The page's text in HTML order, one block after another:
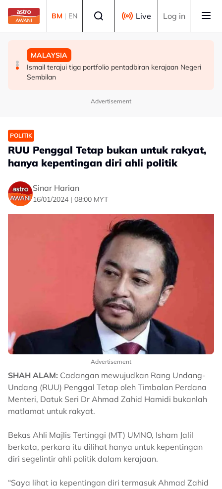
Skip to main content
BM | EN Live Log in
MALAYSIA
LHDN mula siasatan terhadap individu dikenal pasti
dalam RCI Tabung Haji
MALAYSIA
'Pasport terbang': Hanya RM700, sindiket palsukan
rekod pergerakan warga asing
MALAYSIA
Ismail terajui tiga portfolio pentadbiran kerajaan Negeri
Sembilan
Advertisement
POLITIK
RUU Penggal Tetap bukan untuk rakyat,
hanya kepentingan diri ahli politik
Sinar Harian
16/01/2024 | 08:00 MYT
Advertisement
SHAH ALAM: Cadangan mewujudkan Rang Undang-
Undang (RUU) Penggal Tetap oleh Timbalan Perdana
Menteri, Datuk Seri Dr Ahmad Zahid Hamidi bukanlah
matlamat untuk rakyat.
Bekas Ahli Majlis Tertinggi (MT) UMNO, Isham Jalil
berkata, perkara itu dilihat hanya untuk kepentingan
diri segelintir ahli politik dalam kerajaan.
“Saya lihat ia kepentingan diri termasuk Ahmad Zahid